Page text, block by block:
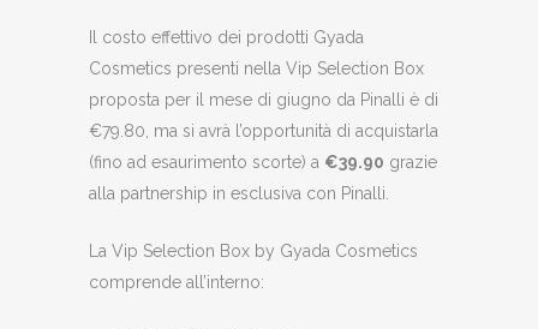
Il costo effettivo dei prodotti Gyada
Cosmetics presenti nella Vip Selection Box
proposta per il mese di giugno da Pinalli è di
€79.80, ma si avrà l’opportunità di acquistarla
(fino ad esaurimento scorte) a €39.90 grazie
alla partnership in esclusiva con Pinalli.
La Vip Selection Box by Gyada Cosmetics
comprende all’interno: